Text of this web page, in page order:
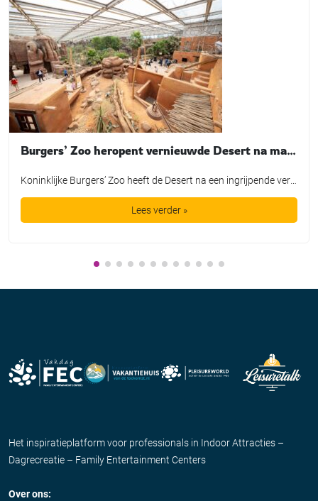
Burgers’ Zoo heropent vernieuwde Desert na maandenlange verbouwing
Lees verder »
Het inspiratieplatform voor professionals in Indoor Attracties –
Dagrecreatie – Family Entertainment Centers
Over ons: